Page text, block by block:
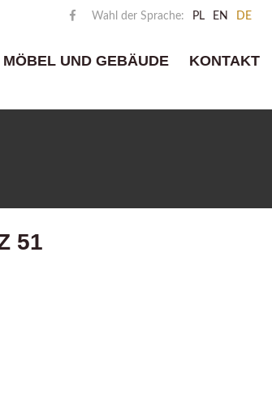
Wahl der Sprache: PL EN DE
MÖBEL UND GEBÄUDE KONTAKT
51